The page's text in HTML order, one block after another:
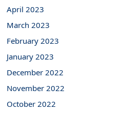
April 2023
March 2023
February 2023
January 2023
December 2022
November 2022
October 2022